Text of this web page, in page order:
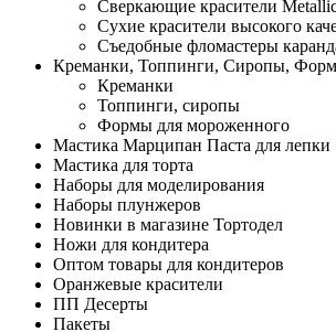
Сверкающие красители
Сухие красители высокого
Съедобные фломастеры
Креманки, Топпинги, Сиропы,
Креманки
Топпинги, сиропы
Формы для мороженного
Мастика Марципан Паста для лепки
Мастика для торта
Наборы для моделирования
Наборы плунжеров
Новинки в магазине Тортодел
Ножи для кондитера
Оптом товары для кондитеров
Оранжевые красители
ПП Десерты
Пакеты